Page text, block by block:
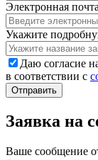
Электронная
Укажите
Даю согласие
в соответствии с
Заявка на
Ваше сообщение